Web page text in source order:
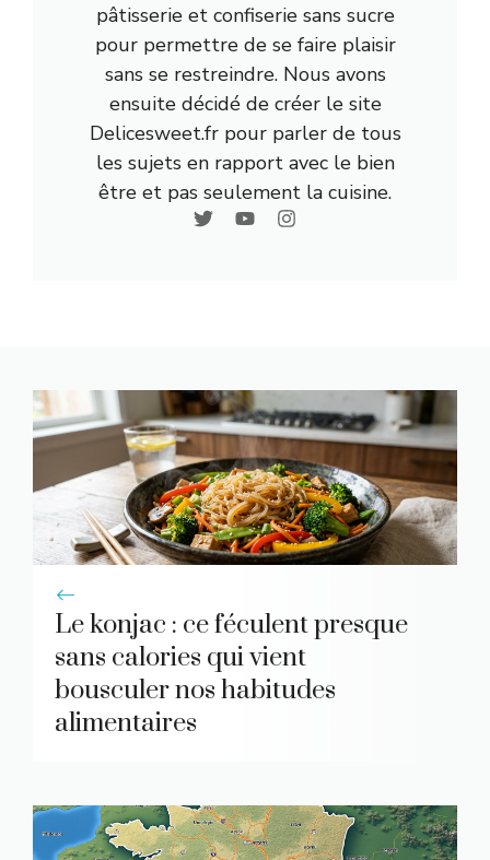
pâtisserie et confiserie sans sucre
pour permettre de se faire plaisir
sans se restreindre. Nous avons
ensuite décidé de créer le site
Delicesweet.fr pour parler de tous
les sujets en rapport avec le bien
être et pas seulement la cuisine.
Le konjac : ce féculent presque
sans calories qui vient
bousculer nos habitudes
alimentaires